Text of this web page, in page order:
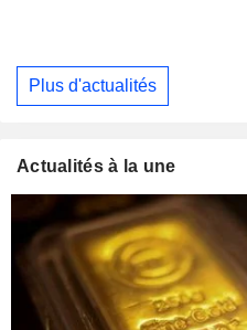
Plus d'actualités
Actualités à la une